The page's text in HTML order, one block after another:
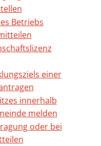
Betriebs
einer
innerhalb
melden
oder bei